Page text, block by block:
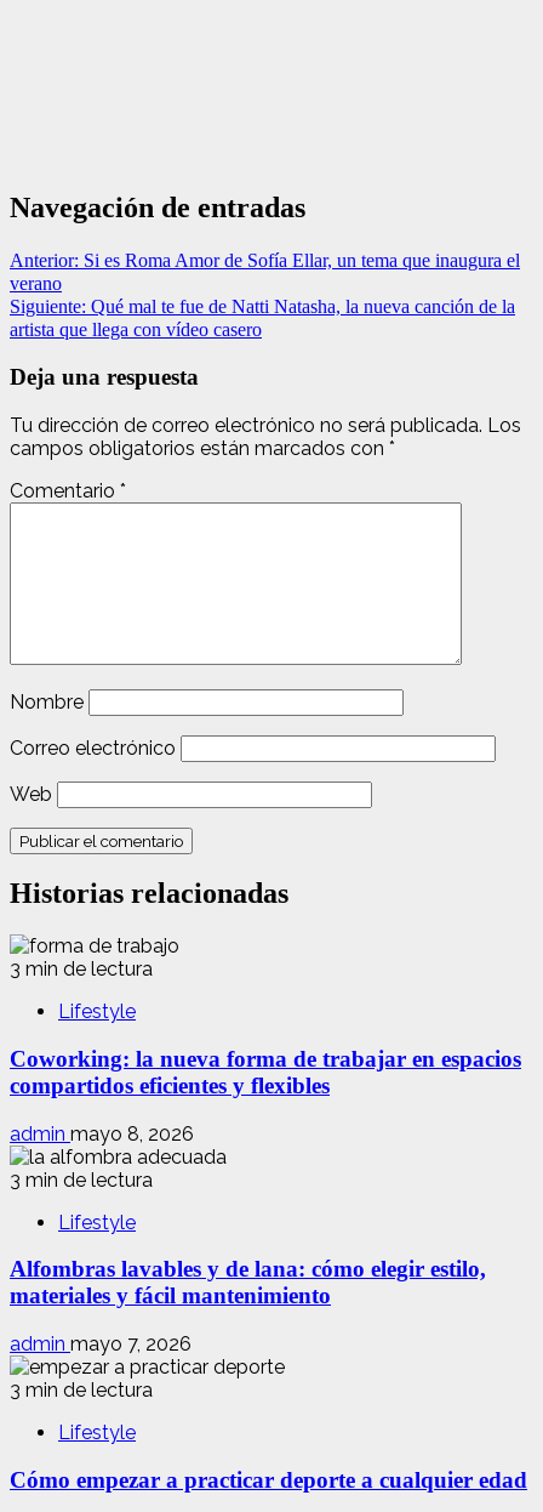
Navegación de entradas
Anterior: Si es Roma Amor de Sofía Ellar, un tema que inaugura el
verano
Siguiente: Qué mal te fue de Natti Natasha, la nueva canción de la
artista que llega con vídeo casero
Deja una respuesta
Tu dirección de correo electrónico no será publicada. Los
campos obligatorios están marcados con *
Comentario *
Nombre
Correo electrónico
Web
Historias relacionadas
3 min de lectura
Lifestyle
Coworking: la nueva forma de trabajar en espacios
compartidos eficientes y flexibles
admin mayo 8, 2026
3 min de lectura
Lifestyle
Alfombras lavables y de lana: cómo elegir estilo,
materiales y fácil mantenimiento
admin mayo 7, 2026
3 min de lectura
Lifestyle
Cómo empezar a practicar deporte a cualquier edad